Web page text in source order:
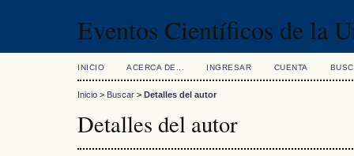
Eventos Científicos de la
INICIO ACERCA DE... INGRESAR CUENTA
Inicio > Buscar > Detalles del autor
Detalles del autor